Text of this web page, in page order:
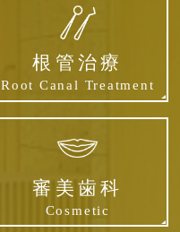
根管治療
Root Canal Treatment
審美歯科
Cosmetic